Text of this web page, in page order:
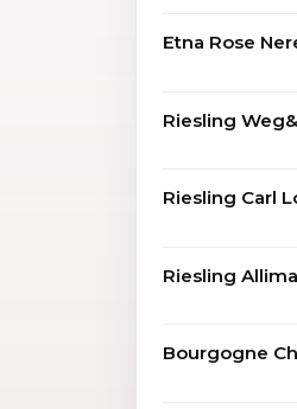
Etna Rose
Riesling
Riesling Carl
Riesling
Bourgogne